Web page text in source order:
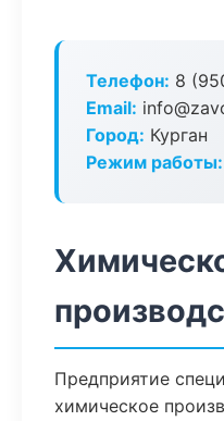
Телефон: 8
Email:
Город: Курган
Режим работы:
Предприятие
химическое